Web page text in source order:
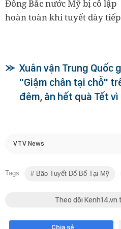
Đông Bắc nước Mỹ bị cô lập
hoàn toàn khi tuyết dày
Xuân vận Trung Quốc
"Giậm chân tại chỗ"
đêm, ăn hết quà Tết
VTV News
Tags Bão Tuyết Đổ Bổ Tại Mỹ
Theo dõi Kenh14.vn
Chia sẻ